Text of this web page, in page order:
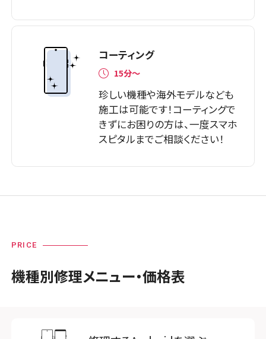
コーティング
15分〜
珍しい機種や海外モデルなども
施工は可能です！コーティングで
きずにお困りの方は、一度スマホ
スピタルまでご相談ください！
PRICE
機種別修理メニュー・価格表